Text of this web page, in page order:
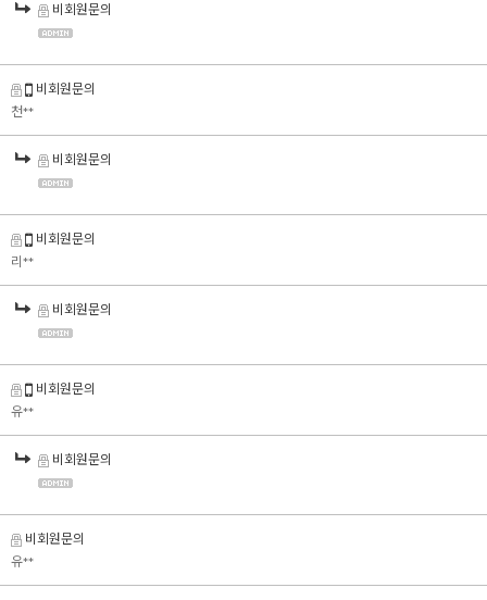
비회원문의
비회원문의
천**
비회원문의
비회원문의
리**
비회원문의
비회원문의
유**
비회원문의
비회원문의
유**